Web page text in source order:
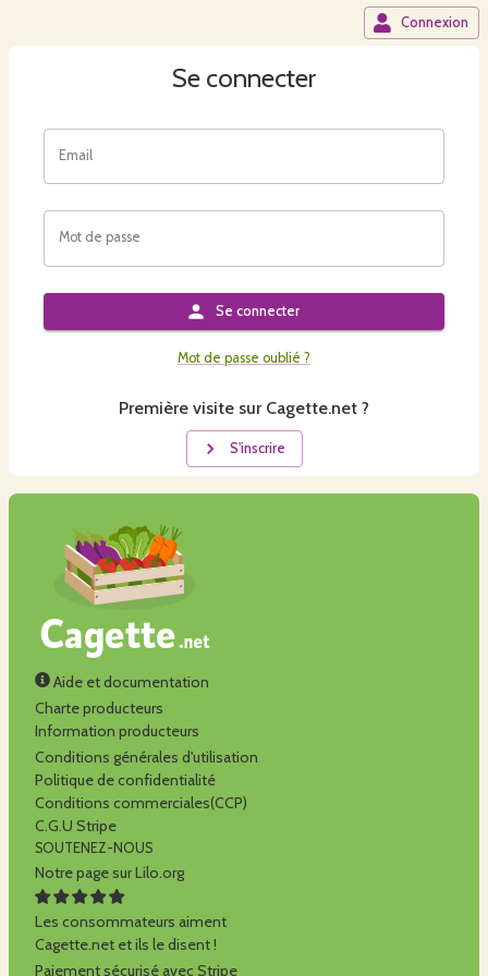
Connexion
Se connecter
Email
Mot de passe
Se connecter
Mot de passe oublié ?
Première visite sur Cagette.net ?
S'inscrire
Aide et documentation
Charte producteurs
Information producteurs
Conditions générales d'utilisation
Politique de confidentialité
Conditions commerciales(CCP)
C.G.U Stripe
SOUTENEZ-NOUS
Notre page sur Lilo.org
Les consommateurs aiment
Cagette.net et ils le disent !
Paiement sécurisé avec Stripe